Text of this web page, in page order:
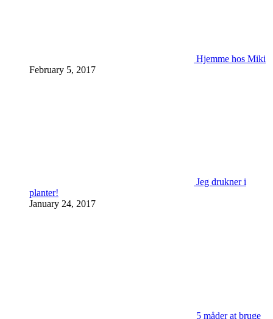
Hjemme hos Miki
February 5, 2017
Jeg drukner i
planter!
January 24, 2017
5 måder at bruge